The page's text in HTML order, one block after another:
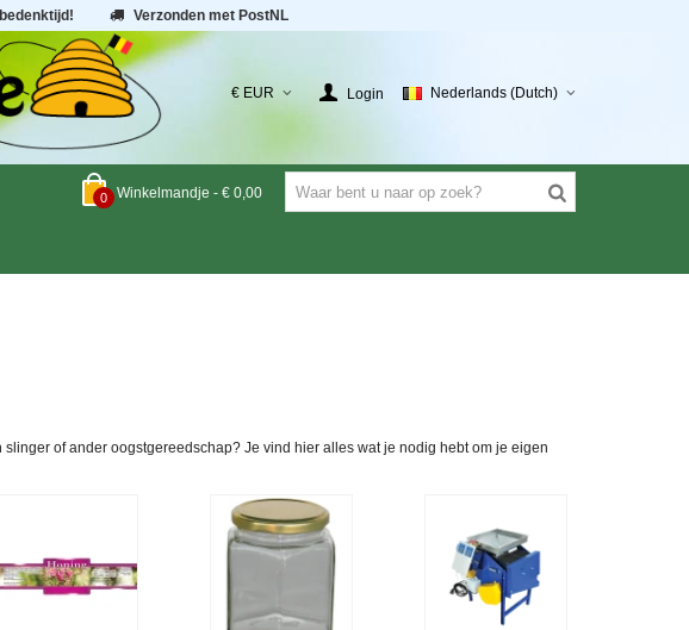
Verzonden met PostNL
€ EUR Login Nederlands (Dutch)
0 Winkelmandje - € 0,00
of ander oogstgereedschap? Je vind hier alles wat je nodig hebt om je eigen